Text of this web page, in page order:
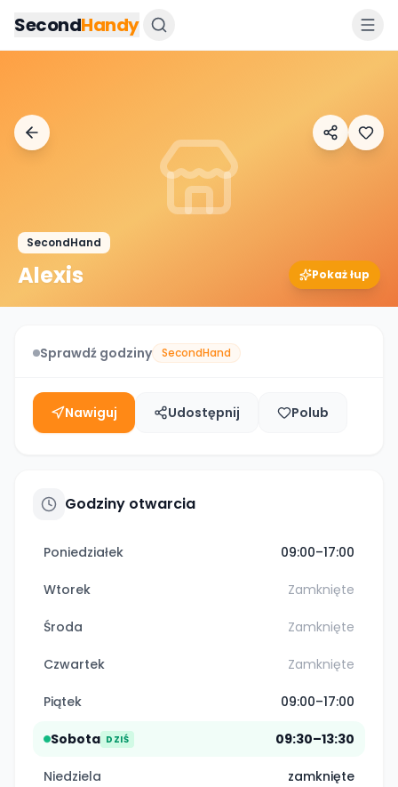
SecondHandy
SecondHand
Alexis Pokaż łup
Sprawdź godziny SecondHand
Nawiguj Udostępnij Polub
Godziny otwarcia
Poniedziałek 09:00–17:00
Wtorek Zamknięte
Środa Zamknięte
Czwartek Zamknięte
Piątek 09:00–17:00
Sobota DZIŚ 09:30–13:30
Niedziela zamknięte